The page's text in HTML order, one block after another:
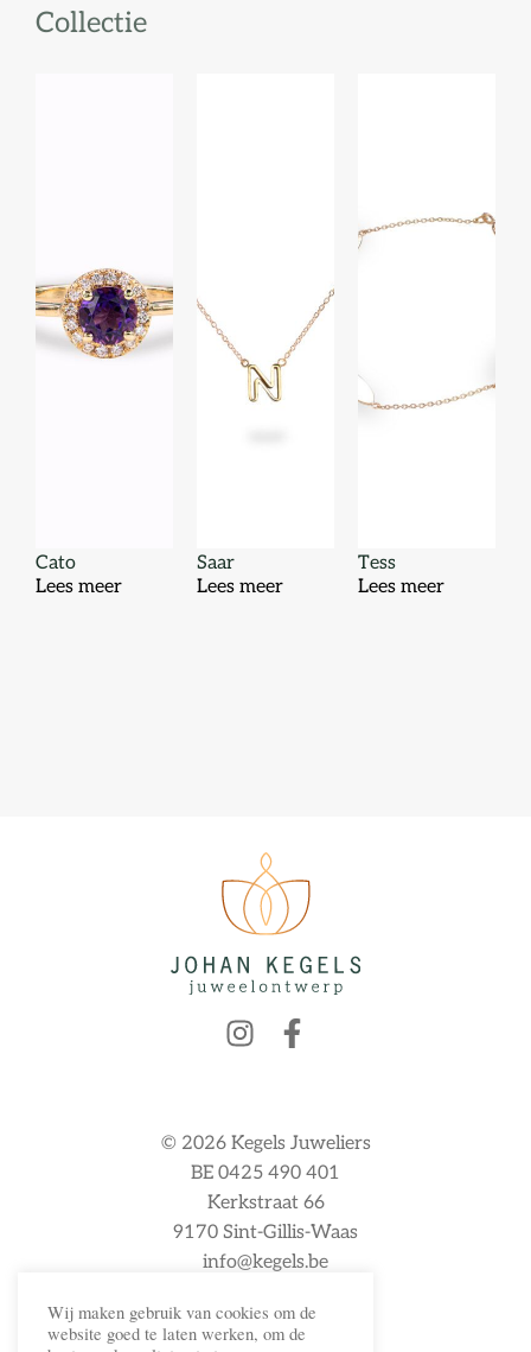
Collectie
Cato
Lees meer
Saar
Lees meer
Tess
Lees meer
© 2026 Kegels Juweliers
BE 0425 490 401
Kerkstraat 66
9170 Sint-Gillis-Waas
info@kegels.be
Wij maken gebruik van cookies om de
website goed te laten werken, om de